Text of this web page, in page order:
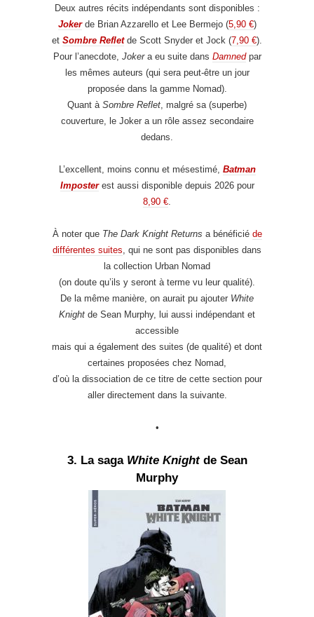
Deux autres récits indépendants sont disponibles :
Jokerde Brian Azzarello et Lee Bermejo (5,90 €)
et Sombre Refletde Scott Snyder et Jock (7,90 €).
Pour l’anecdote, Jokera eu suite dans Damnedpar
les mêmes auteurs (qui sera peut-être un jour
proposée dans la gamme Nomad).
Quant à Sombre Reflet, malgré sa (superbe)
couverture, le Joker a un rôle assez secondaire
dedans.
L’excellent, moins connu et mésestimé, Batman
Imposterest aussi disponible depuis 2026 pour
8,90 €.
À noter que The Dark Knight Returns a bénéficié de
différentes suites, qui ne sont pas disponibles dans
la collection Urban Nomad
(on doute qu’ils y seront à terme vu leur qualité).
De la même manière, on aurait pu ajouter White
Knight de Sean Murphy, lui aussi indépendant et
accessible
mais qui a également des suites (de qualité) et dont
certaines proposées chez Nomad,
d’où la dissociation de ce titre de cette section pour
aller directement dans la suivante.
•
3. La saga White Knightde Sean
Murphy